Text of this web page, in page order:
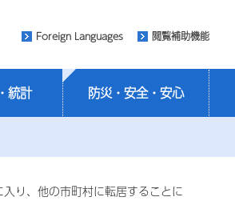
Foreign Languages 閲覧補助機能
統計 防災・安全・安心
り、他の市町村に転居することに